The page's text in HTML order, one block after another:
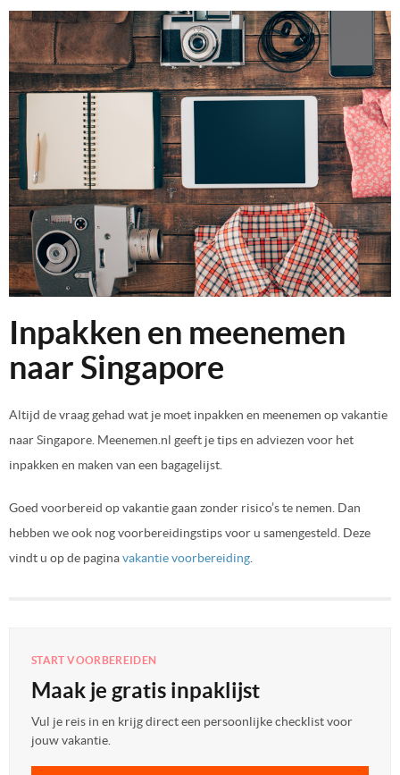
Inpakken en meenemen
naar Singapore
Altijd de vraag gehad wat je moet inpakken en meenemen op vakantie
naar Singapore. Meenemen.nl geeft je tips en adviezen voor het
inpakken en maken van een bagagelijst.
Goed voorbereid op vakantie gaan zonder risico’s te nemen. Dan
hebben we ook nog voorbereidingstips voor u samengesteld. Deze
vindt u op de paginavakantie voorbereiding
START VOORBEREIDEN
Maak je gratis inpaklijst
Vul je reis in en krijg direct een persoonlijke checklist voor
jouw vakantie.